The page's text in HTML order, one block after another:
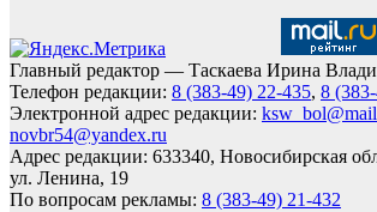
Главный редактор — Таскаева Ирина
Телефон редакции: 8 (383-49) 22-435, 8
Электронной адрес редакции:
novbr54@yandex.ru
Адрес редакции: 633340, Новосибирская
ул. Ленина, 19
По вопросам рекламы: 8 (383-49) 21-432